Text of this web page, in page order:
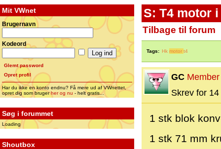
Mit VWnet
Brugernavn
Kodeord
Glemt password
Opret profil
Har du ikke en konto endnu? Få mere ud af VWnettet,
opret dig som brugerher og nu - helt gratis...
Søg i forummet
Loading
Shoutbox
S: T4 motor
Tilbage til forum
Tags: Hk motor t4
GC Member
Skrev for
1 stk blok
1 stk 71 mm